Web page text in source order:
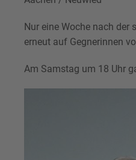
Nur eine Woche nach
erneut auf Gegnerinnen
Am Samstag um 18 Uhr